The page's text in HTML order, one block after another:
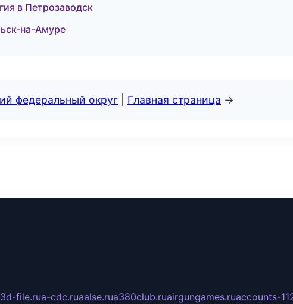
в Петрозаводск
на-Амуре
федеральный округ Главная страница →
3d-file.rua-cdc.ruaalse.rua380club.ruairgungames.ruaccounts-